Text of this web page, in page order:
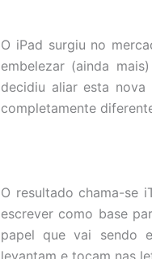
O iPad surgiu no
embelezar (ainda
decidiu aliar esta
completamente
O resultado chama-se
escrever como base
papel que vai sendo
levantam e tocam nas